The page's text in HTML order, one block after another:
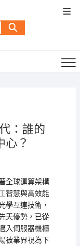
Search
…
：誰的
心？
全球運算架構
智慧與高效能
學互連技術，
天優勢，已從
入伺服器機櫃
被業界視為下